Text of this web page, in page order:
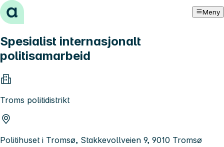
Hopp til innhold Meny
Spesialist internasjonalt
politisamarbeid
Troms politidistrikt
Politihuset i Tromsø, Stakkevollveien 9, 9010 Tromsø